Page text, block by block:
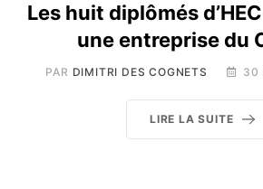
Les huit diplômés
une entreprise du
PAR DIMITRI DES COGNETS 30
LIRE LA SUITE